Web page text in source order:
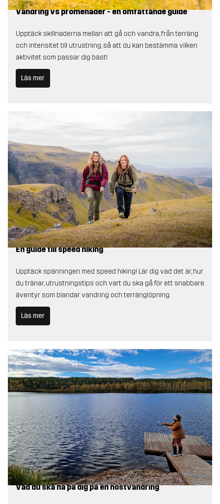
Vandring vs promenader - en omfattande guide
Upptäck skillnaderna mellan att gå och vandra, från terräng
och intensitet till utrustning, så att du kan bestämma vilken
aktivitet som passar dig bäst!
Läs mer
En guide till speed hiking
Upptäck spänningen med speed hiking! Lär dig vad det är, hur
du tränar, utrustningstips och vart du ska gå för ett snabbare
äventyr som blandar vandring och terränglöpning.
Läs mer
Vad du ska ha på dig på en höstvandring